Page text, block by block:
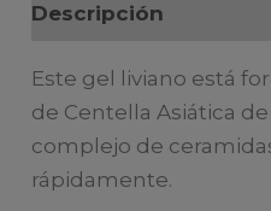
Descripción
Este gel liviano está
de Centella Asiática
complejo de
rápidamente.